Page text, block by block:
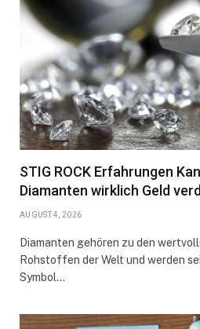
STIG ROCK Erfahrungen
Diamanten wirklich Geld
AUGUST 4, 2026
Diamanten gehören zu den
Rohstoffen der Welt und werden
Symbol…